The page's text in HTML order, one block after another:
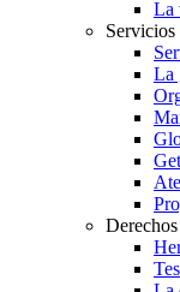
La
Servicios
La